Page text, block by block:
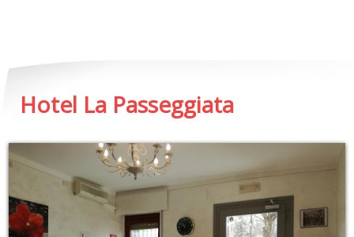
Hotel La Passeggiata